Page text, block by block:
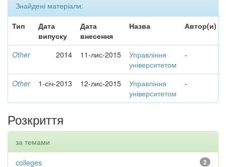
Знайдені матеріали:
Тип
Дата
випуску
Дата
внесення
Назва Автор(и)
Other 2014 11-лис-2015
Управління
університетом
-
Other 1-січ-2013 12-лис-2015
Управління
університетом
-
Розкриття
за темами
2
colleges